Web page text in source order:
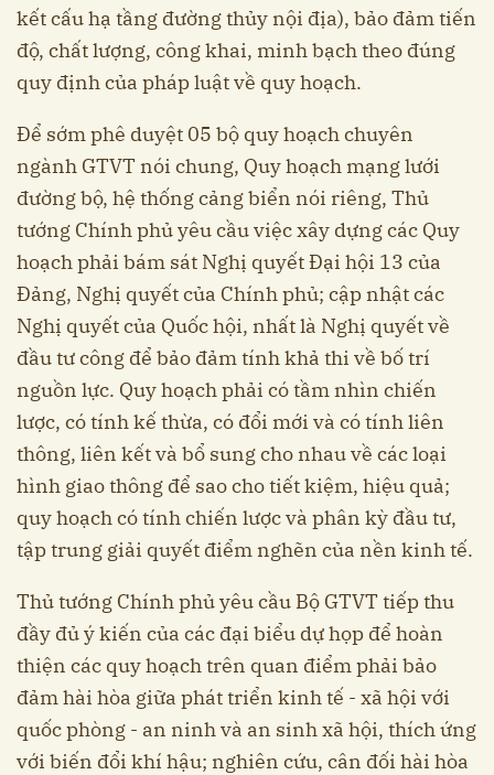
kết cấu hạ tầng đường thủy nội địa), bảo đảm tiến
độ, chất lượng, công khai, minh bạch theo đúng
quy định của pháp luật về quy hoạch.
Để sớm phê duyệt 05 bộ quy hoạch chuyên
ngành GTVT nói chung, Quy hoạch mạng lưới
đường bộ, hệ thống cảng biển nói riêng, Thủ
tướng Chính phủ yêu cầu việc xây dựng các Quy
hoạch phải bám sát Nghị quyết Đại hội 13 của
Đảng, Nghị quyết của Chính phủ; cập nhật các
Nghị quyết của Quốc hội, nhất là Nghị quyết về
đầu tư công để bảo đảm tính khả thi về bố trí
nguồn lực. Quy hoạch phải có tầm nhìn chiến
lược, có tính kế thừa, có đổi mới và có tính liên
thông, liên kết và bổ sung cho nhau về các loại
hình giao thông để sao cho tiết kiệm, hiệu quả;
quy hoạch có tính chiến lược và phân kỳ đầu tư,
tập trung giải quyết điểm nghẽn của nền kinh tế.
Thủ tướng Chính phủ yêu cầu Bộ GTVT tiếp thu
đầy đủ ý kiến của các đại biểu dự họp để hoàn
thiện các quy hoạch trên quan điểm phải bảo
đảm hài hòa giữa phát triển kinh tế - xã hội với
quốc phòng - an ninh và an sinh xã hội, thích ứng
với biến đổi khí hậu; nghiên cứu, cân đối hài hòa